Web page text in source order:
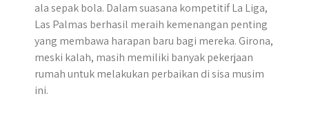
ala sepak bola. Dalam suasana kompetitif La Liga,
Las Palmas berhasil meraih kemenangan penting
yang membawa harapan baru bagi mereka. Girona,
meski kalah, masih memiliki banyak pekerjaan
rumah untuk melakukan perbaikan di sisa musim
ini.